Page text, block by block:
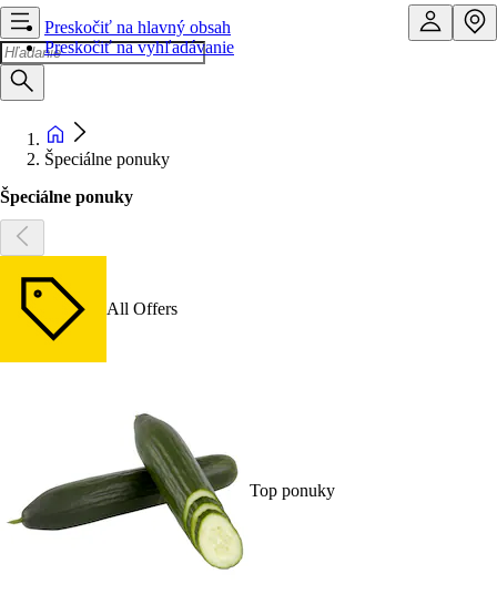
Preskočiť na hlavný obsah
Preskočiť na vyhľadávanie
Špeciálne ponuky
Špeciálne ponuky
All Offers
Top ponuky